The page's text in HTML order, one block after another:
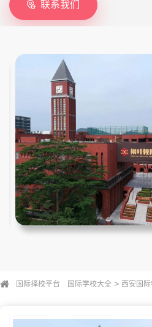
联系我们
国际择校平台 国际学校大全 > 西安国